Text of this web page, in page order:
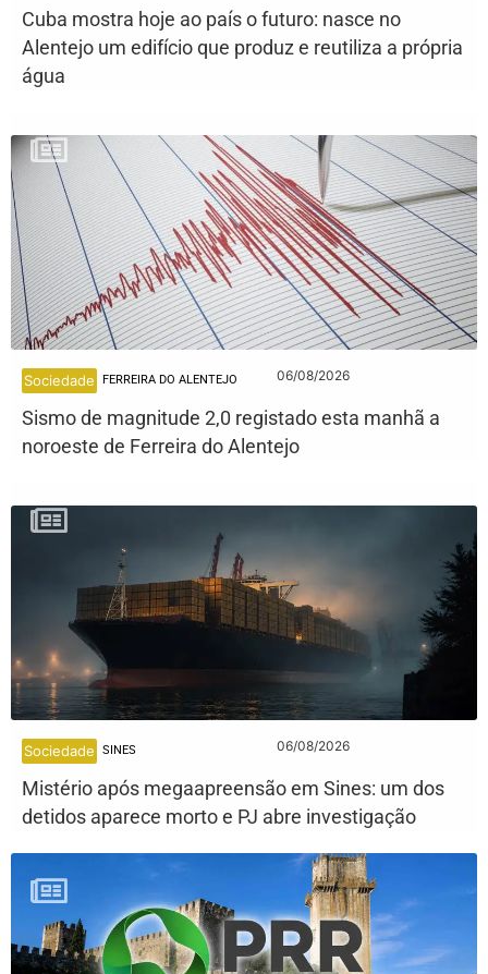
Cuba mostra hoje ao país o futuro: nasce no
Alentejo um edifício que produz e reutiliza a própria
água
Sociedade FERREIRA DO ALENTEJO 06/08/2026
Sismo de magnitude 2,0 registado esta manhã a
noroeste de Ferreira do Alentejo
Sociedade SINES 06/08/2026
Mistério após megaapreensão em Sines: um dos
detidos aparece morto e PJ abre investigação